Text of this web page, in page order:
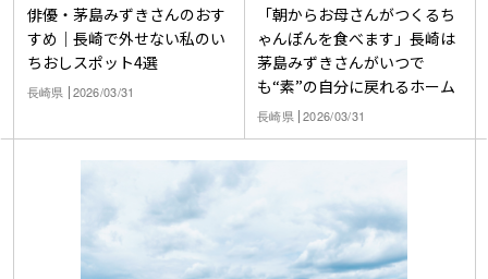
俳優・茅島みずきさんのおす
すめ｜長崎で外せない私のい
ちおしスポット4選
長崎県 2026/03/31
「朝からお母さんがつくるち
ゃんぽんを食べます」長崎は
茅島みずきさんがいつで
も“素”の自分に戻れるホーム
長崎県 2026/03/31